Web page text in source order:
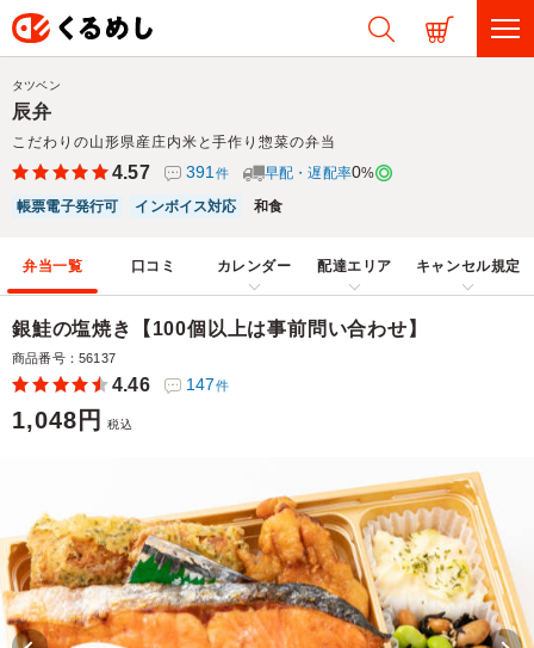
辰弁
こだわりの山形県産庄内米と手作り惣菜の弁当
タツベン
4.57 391 件 早配・遅配率0%
帳票電子発行可
インボイス対応 和食
弁当一覧 口コミ カレンダー 配達エリア キャンセル規定
銀鮭の塩焼き【100個以上は事前問い合わせ】
商品番号：56137
4.46 147件
1,048円 税込